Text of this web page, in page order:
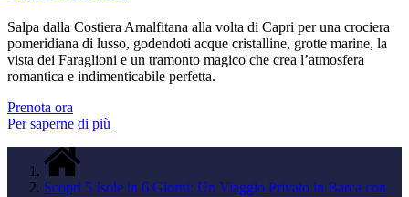
Salpa dalla Costiera Amalfitana alla volta di Capri per una crociera
pomeridiana di lusso, godendoti acque cristalline, grotte marine, la
vista dei Faraglioni e un tramonto magico che crea l’atmosfera
romantica e indimenticabile perfetta.
Prenota ora
Per saperne di più
Scopri 5 Isole in 6 Giorni: Un Viaggio Privato in Barca con